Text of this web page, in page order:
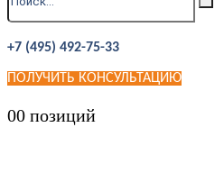
+7 (495) 492-75-33
ПОЛУЧИТЬ КОНСУЛЬТАЦИЮ
00 позиций